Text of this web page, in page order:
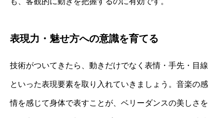
表現力・魅せ方への意識を育てる
技術がついてきたら、動きだけでなく表情・手先・目線
といった表現要素を取り入れていきましょう。音楽の感
情を感じて身体で表すことが、ベリーダンスの美しさを